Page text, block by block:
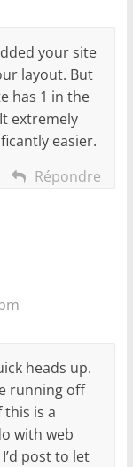
your site
layout. But
has 1 in the
extremely
easier.
Répondre
heads up.
running off
this is a
with web
post to let